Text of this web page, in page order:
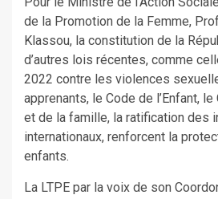
de la Promotion de la Femme,
Klassou, la constitution de la
d’autres lois récentes, comme
2022 contre les violences
apprenants, le Code de l’Enfant,
et de la famille, la ratification des
internationaux, renforcent la
enfants.
La LTPE par la voix de son